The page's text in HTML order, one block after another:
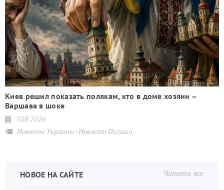
Киев решил показать полякам, кто в доме хозяин –
Варшава в шоке
7.08.2026
Новости Украины Новости Польши
Читать все
НОВОЕ НА САЙТЕ